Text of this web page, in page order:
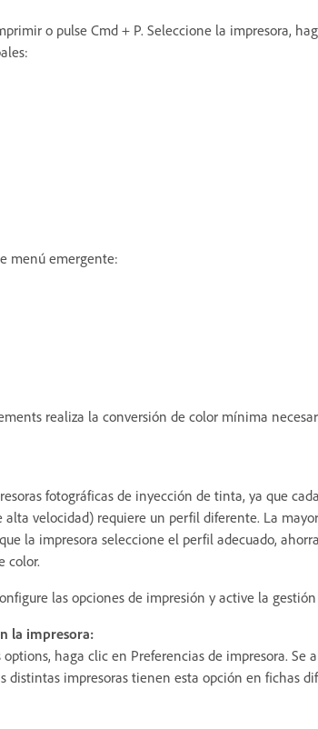
o pulse Cmd + P. Seleccione la impresora,
menú emergente:
realiza la conversión de color mínima
fotográficas de inyección de tinta, ya que
velocidad) requiere un perfil diferente. La
la impresora seleccione el perfil adecuado,
color.
las opciones de impresión y active la
la impresora:
haga clic en Preferencias de impresora.
distintas impresoras tienen esta opción en fichas